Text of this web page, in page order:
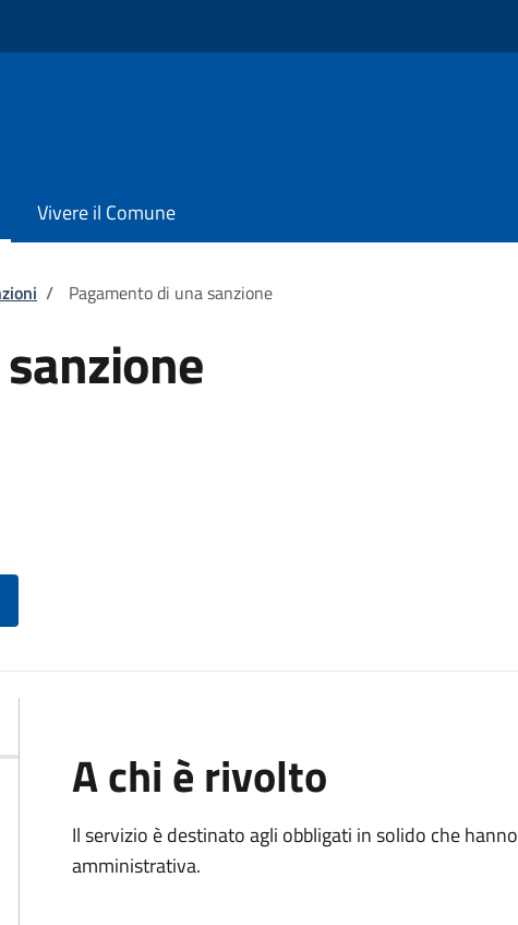
Vivere il Comune
/ Pagamento di una sanzione
A chi è rivolto
Il servizio è destinato agli obbligati in solido che
amministrativa.